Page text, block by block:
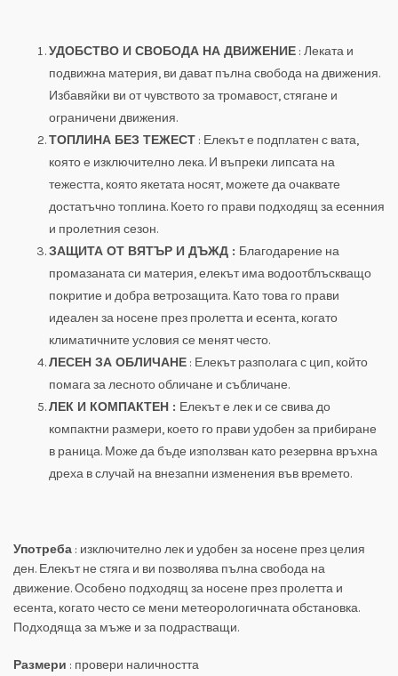
УДОБСТВО И СВОБОДА НА ДВИЖЕНИЕ : Леката и
подвижна материя, ви дават пълна свобода на движения.
Избавяйки ви от чувството за тромавост, стягане и
ограничени движения.
ТОПЛИНА БЕЗ ТЕЖЕСТ : Елекът е подплатен с вата,
която е изключително лека. И въпреки липсата на
тежестта, която якетата носят, можете да очаквате
достатъчно топлина. Което го прави подходящ за есенния
и пролетния сезон.
ЗАЩИТА ОТ ВЯТЪР И ДЪЖД : Благодарение на
промазаната си материя, елекът има водоотблъскващо
покритие и добра ветрозащита. Като това го прави
идеален за носене през пролетта и есента, когато
климатичните условия се менят често.
ЛЕСЕН ЗА ОБЛИЧАНЕ : Елекът разполага с цип, който
помага за лесното обличане и събличане.
ЛЕК И КОМПАКТЕН : Елекът е лек и се свива до
компактни размери, което го прави удобен за прибиране
в раница. Може да бъде използван като резервна връхна
дреха в случай на внезапни изменения във времето.
Употреба : изключително лек и удобен за носене през целия
ден. Елекът не стяга и ви позволява пълна свобода на
движение. Особено подходящ за носене през пролетта и
есента, когато често се мени метеорологичната обстановка.
Подходяща за мъже и за подрастващи.
Размери : провери наличността